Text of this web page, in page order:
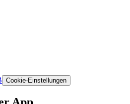
Cookie-Einstellungen